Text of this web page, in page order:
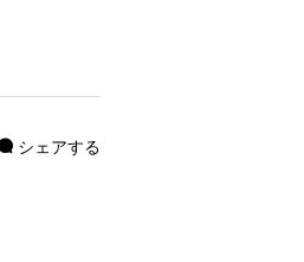
シェアする